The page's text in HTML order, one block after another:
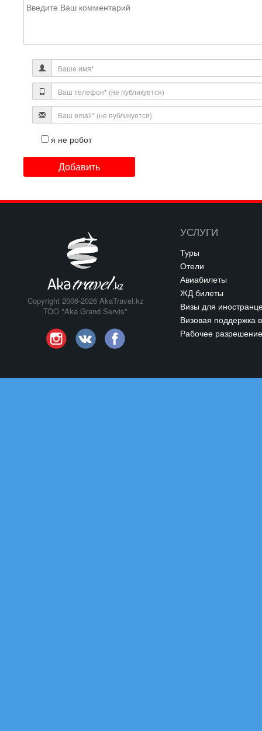
я не робот
Copyright 2006-2026 AkaTravel.kz
TOO "Aka Grand Servis"
УСЛУГИ
Туры
Отели
Авиабилеты
ЖД билеты
Визы для
Визовая поддержка
Рабочее разрешение